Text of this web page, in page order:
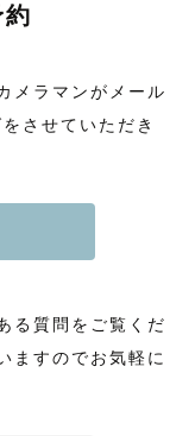
メラマンがメール
させていただき
る質問をご覧くだ
ますのでお気軽に